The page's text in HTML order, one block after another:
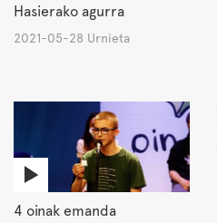
Hasierako agurra
2021-05-28 Urnieta
4 oinak emanda